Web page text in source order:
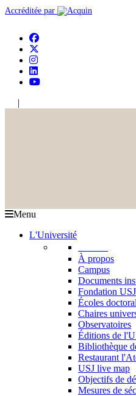
Accréditée par
|
Menu
L'Université
À propos
Campus
Documents
Fondation USJ
Écoles
Chaires
Observatoires
Éditions de
Bibliothèque
Restaurant
USJ live map
Objectifs de
Mesures de